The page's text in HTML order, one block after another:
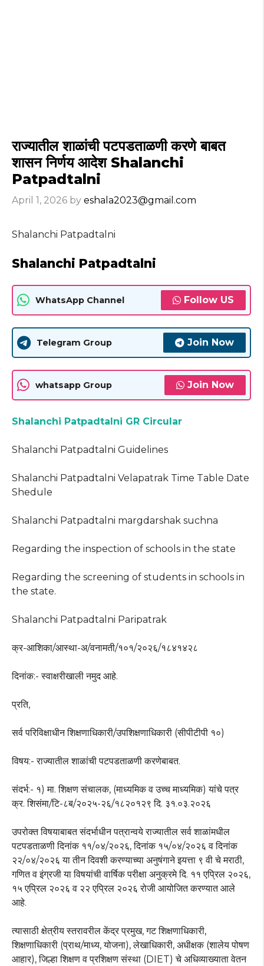
राज्यातील शाळांची पटपडताळणी करणे बाबत
शासन निर्णय आदेश Shalanchi
Patpadtalni
April 1, 2026 by eshala2023@gmail.com
Shalanchi Patpadtalni
Shalanchi Patpadtalni
WhatsApp Channel Follow US
Telegram Group Join Now
whatsapp Group Join Now
Shalanchi Patpadtalni GR Circular
Shalanchi Patpadtalni Guidelines
Shalanchi Patpadtalni Velapatrak Time Table Date
Shedule
Shalanchi Patpadtalni margdarshak suchna
Regarding the inspection of schools in the state
Regarding the screening of students in schools in
the state.
Shalanchi Patpadtalni Paripatrak
क्र-आशिका/आस्था-अ/वनामती/१०१/२०२६/१८४१४२८
दिनांक:- स्वाक्षरीखाली नमुद आहे.
प्रति,
सर्व परिविक्षाधीन शिक्षणाधिकारी/उपशिक्षणाधिकारी (सीपीटीपी १०)
विषय:- राज्यातील शाळांची पटपडताळणी करणेबाबत.
संदर्भ:- १) मा. शिक्षण संचालक, (माध्यमिक व उच्च माध्यमिक) यांचे पत्र
क्र. शिसंमा/टि-८ब/२०२५-२६/१८२०१२९ दि. ३१.०३.२०२६
उपरोक्त विषयाबाबत संदर्भाधीन पत्रान्वये राज्यातील सर्व शाळांमधील
पटपडताळणी दिनांक ११/०४/२०२६, दिनांक १५/०४/२०२६ व दिनांक
२२/०४/२०२६ या तीन दिवशी करण्याच्या अनुषंगाने इयत्ता ९ वी चे मराठी,
गणित व इंग्रजी या विषयांची वार्षिक परीक्षा अनुक्रमे दि. ११ एप्रिल २०२६,
१५ एप्रिल २०२६ व २२ एप्रिल २०२६ रोजी आयोजित करण्यात आले
आहे.
त्यासाठी क्षेत्रीय स्तरावरील केंद्र प्रमुख, गट शिक्षणाधिकारी,
शिक्षणाधिकारी (प्राथ/माध्य, योजना), लेखाधिकारी, अधीक्षक (शालेय पोषण
आहार), जिल्हा शिक्षण व प्रशिक्षण संस्था (DIET) चे अधिव्याख्याता वेतन